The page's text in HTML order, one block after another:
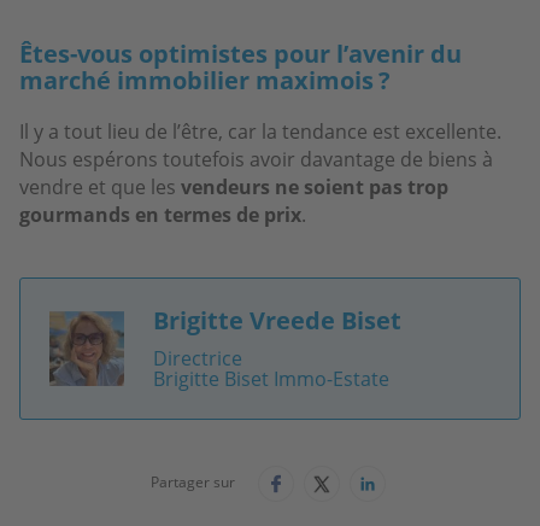
Êtes-vous optimistes pour l’avenir du
marché immobilier maximois ?
Il y a tout lieu de l’être, car la tendance est excellente.
Nous espérons toutefois avoir davantage de biens à
vendre et que les vendeurs ne soient pas trop
gourmands en termes de prix.
Image Brigitte Vreede Biset
Directrice
Brigitte Biset Immo-Estate
Partager sur